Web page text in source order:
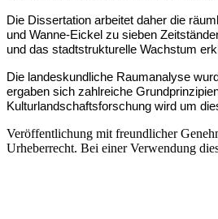
Die Dissertation arbeitet daher die
und Wanne-Eickel zu sieben
und das stadtstrukturelle Wachstum
Die landeskundliche Raumanalyse
ergaben sich zahlreiche
Kulturlandschaftsforschung wird um
Veröffentlichung mit freundlicher
Urheberrecht. Bei einer Verwendung